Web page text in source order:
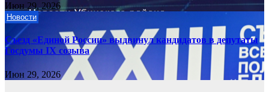
Июн 29, 2026
Новости
Съезд «Единой России» выдвинул кандидатов в депутаты
Госдумы IX созыва
Июн 29, 2026